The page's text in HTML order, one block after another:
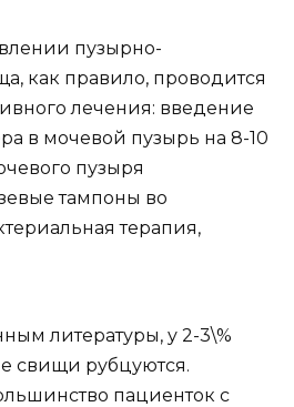
пузырно-
как правило, проводится
лечения: введение
в мочевой пузырь на 8-10
пузыря
тампоны во
терапия,
литературы, у 2-3\%
свищи рубцуются.
пациенток с